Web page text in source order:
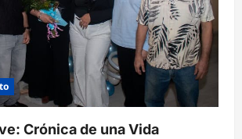
Crónica de una Vida